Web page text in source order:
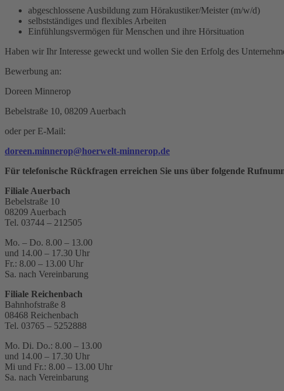
abgeschlossene Ausbildung zum Hörakustiker/Meister (m/w/d)
selbstständiges und flexibles Arbeiten
Einfühlungsvermögen für Menschen und ihre Hörsituation
Haben wir Ihr Interesse geweckt und wollen Sie den Erfolg des
Bewerbung an:
Doreen Minnerop
Bebelstraße 10, 08209 Auerbach
oder per E-Mail:
doreen.minnerop@hoerwelt-minnerop.de
Für telefonische Rückfragen erreichen Sie uns über folgende
Filiale Auerbach
Bebelstraße 10
08209 Auerbach
Tel. 03744 – 212505
Mo. – Do. 8.00 – 13.00
und 14.00 – 17.30 Uhr
Fr.: 8.00 – 13.00 Uhr
Sa. nach Vereinbarung
Filiale Reichenbach
Bahnhofstraße 8
08468 Reichenbach
Tel. 03765 – 5252888
Mo. Di. Do.: 8.00 – 13.00
und 14.00 – 17.30 Uhr
Mi und Fr.: 8.00 – 13.00 Uhr
Sa. nach Vereinbarung